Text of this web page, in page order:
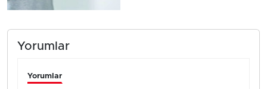
Yorumlar
Yorumlar